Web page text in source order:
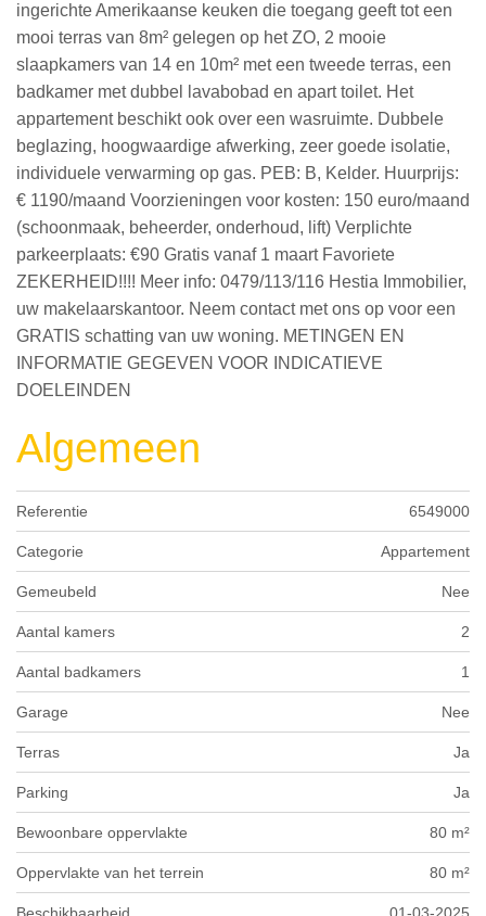
ingerichte Amerikaanse keuken die toegang geeft tot een
mooi terras van 8m² gelegen op het ZO, 2 mooie
slaapkamers van 14 en 10m² met een tweede terras, een
badkamer met dubbel lavabobad en apart toilet. Het
appartement beschikt ook over een wasruimte. Dubbele
beglazing, hoogwaardige afwerking, zeer goede isolatie,
individuele verwarming op gas. PEB: B, Kelder. Huurprijs:
€ 1190/maand Voorzieningen voor kosten: 150 euro/maand
(schoonmaak, beheerder, onderhoud, lift) Verplichte
parkeerplaats: €90 Gratis vanaf 1 maart Favoriete
ZEKERHEID!!!! Meer info: 0479/113/116 Hestia Immobilier,
uw makelaarskantoor. Neem contact met ons op voor een
GRATIS schatting van uw woning. METINGEN EN
INFORMATIE GEGEVEN VOOR INDICATIEVE
DOELEINDEN
Algemeen
Referentie 6549000
Categorie Appartement
Gemeubeld Nee
Aantal kamers 2
Aantal badkamers 1
Garage Nee
Terras Ja
Parking Ja
Bewoonbare oppervlakte 80 m²
Oppervlakte van het terrein 80 m²